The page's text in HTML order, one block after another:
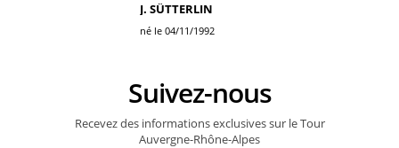
J. SÜTTERLIN
né le 04/11/1992
Suivez-nous
Recevez des informations exclusives sur le Tour
Auvergne-Rhône-Alpes